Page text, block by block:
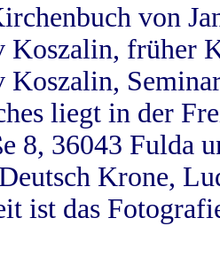
von
Koszalin, früher
Koszalin,
liegt in der
8, 36043 Fulda
Krone,
ist das